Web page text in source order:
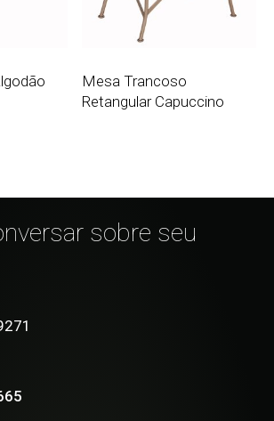
Mesa Trancoso
Retangular Capuccino
sobre seu